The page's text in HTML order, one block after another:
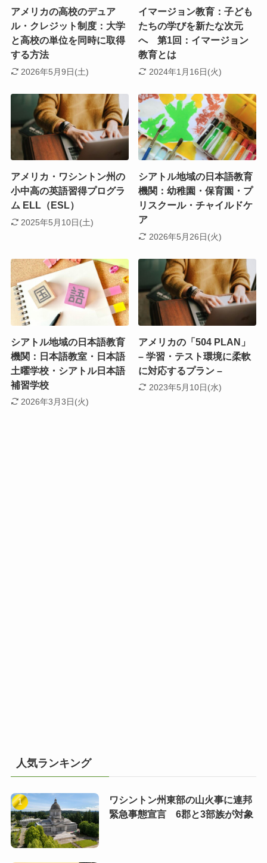
アメリカの高校のデュア
ル・クレジット制度：大学
と高校の単位を同時に取得
する方法
2026年5月9日(土)
イマージョン教育：子ども
たちの学びを新たな次元
へ 第1回：イマージョン
教育とは
2024年1月16日(火)
アメリカ・ワシントン州の
小中高の英語習得プログラ
ム ELL（ESL）
2025年5月10日(土)
シアトル地域の日本語教育
機関：幼稚園・保育園・プ
リスクール・チャイルドケ
ア
2026年5月26日(火)
シアトル地域の日本語教育
機関：日本語教室・日本語
土曜学校・シアトル日本語
補習学校
2026年3月3日(火)
アメリカの「504 PLAN」
– 学習・テスト環境に柔軟
に対応するプラン –
2023年5月10日(水)
人気ランキング
ワシントン州東部の山火事に連邦
緊急事態宣言 6郡と3部族が対象